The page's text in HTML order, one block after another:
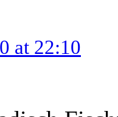
at 22:10